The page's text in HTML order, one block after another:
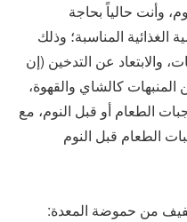
وأنت حالياً بحاجة
الغذائية المناسبة؛ وذلك
والابتعاد عن التدخين (إن
كالشاي والقهوة،
الطعام أو قبل النوم، مع
الطعام قبل النوم
من حموضة المعدة: